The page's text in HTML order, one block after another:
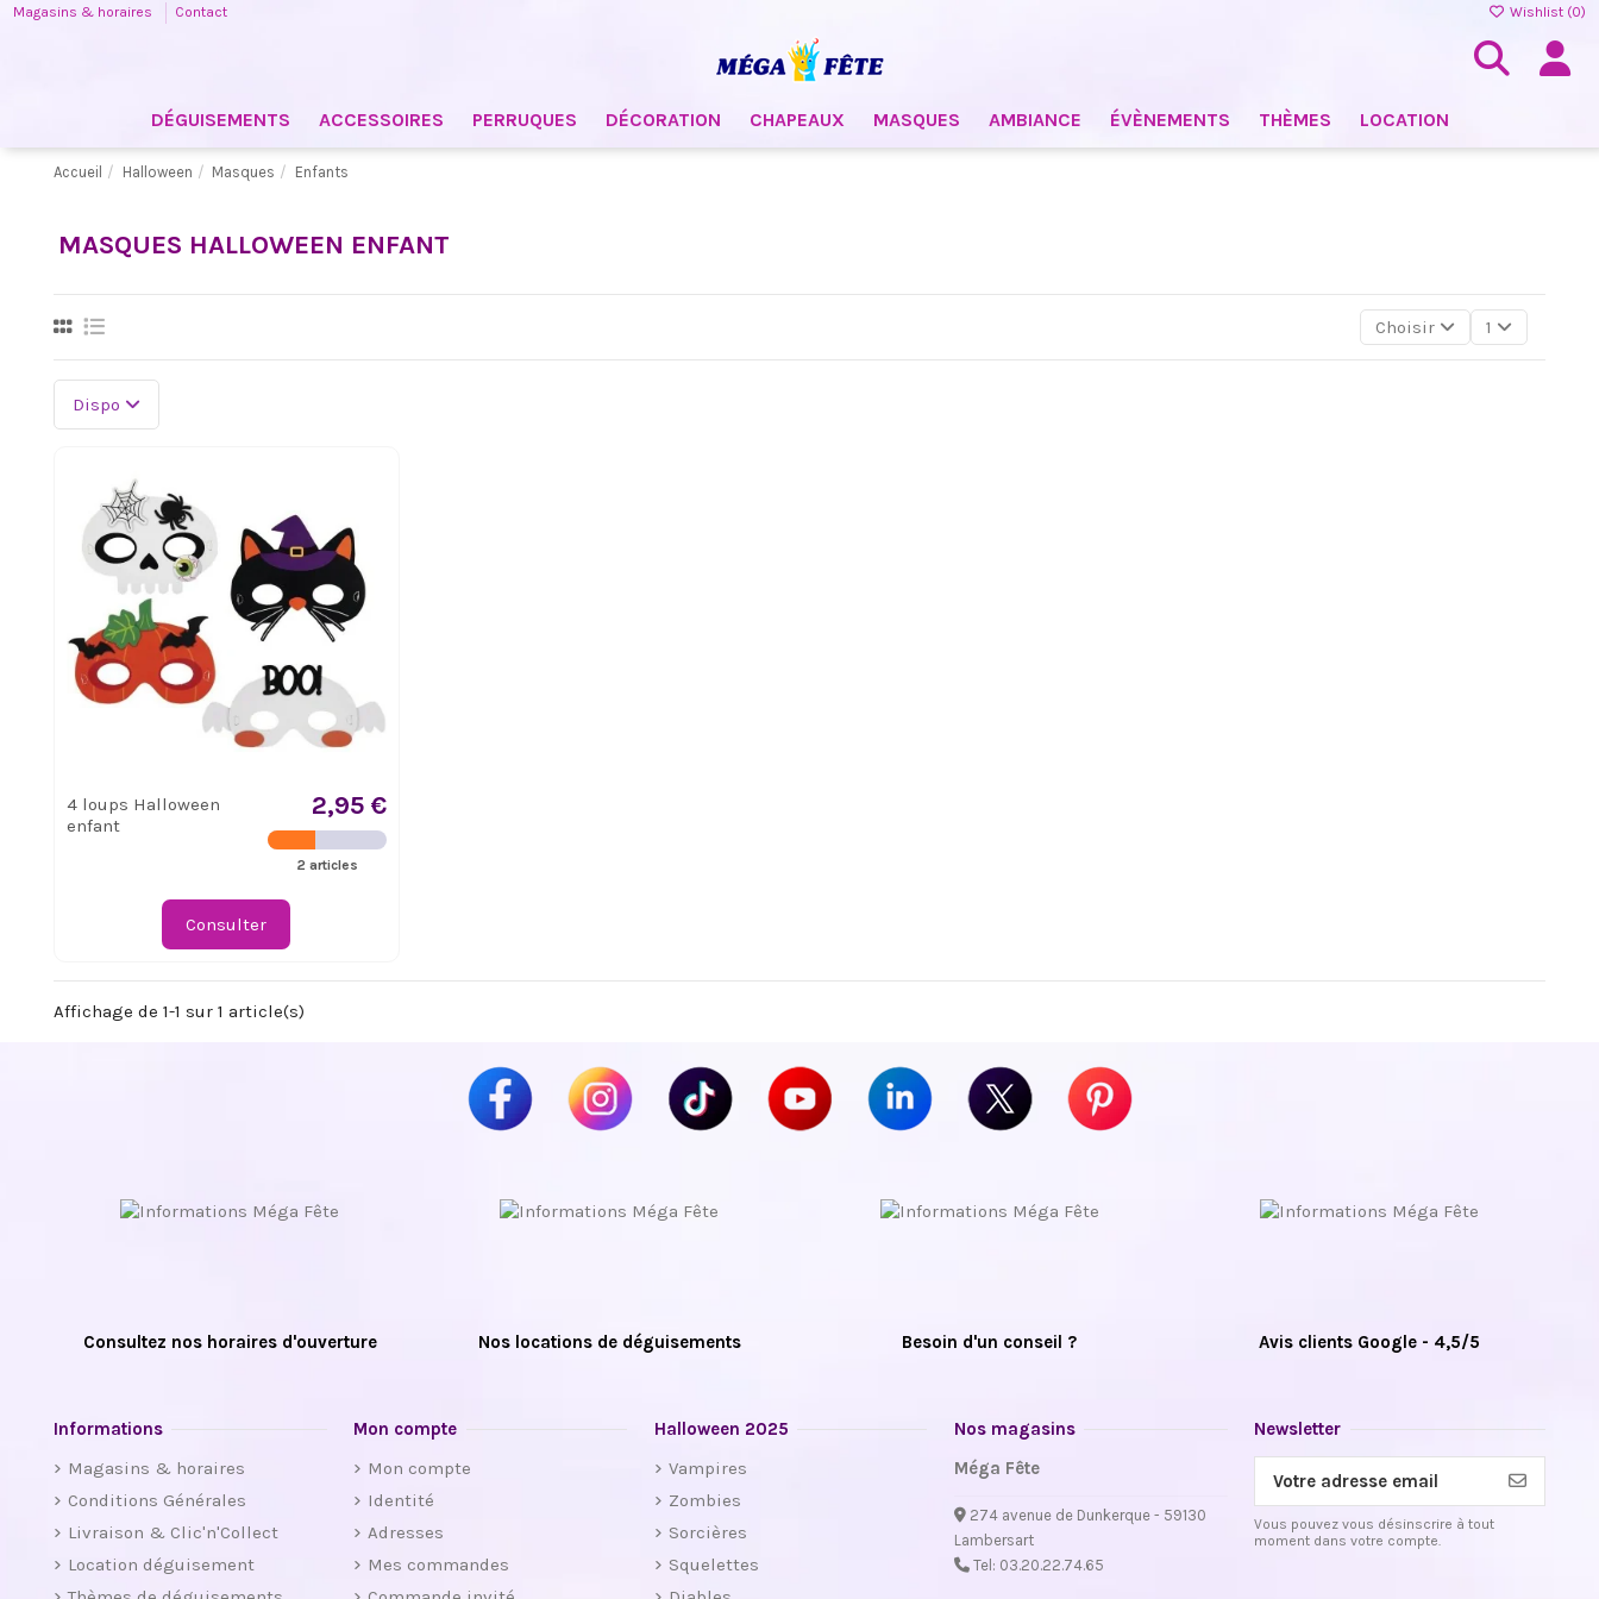
Magasins & horaires Contact Wishlist (0)
DÉGUISEMENTS ACCESSOIRES PERRUQUES DÉCORATION CHAPEAUX MASQUES AMBIANCE ÉVÈNEMENTS THÈMES LOCATION
Accueil Halloween Masques Enfants
MASQUES HALLOWEEN ENFANT
Choisir 1
Dispo
4 loups Halloween
enfant
2,95 €
2 articles
Consulter
Affichage de 1-1 sur 1 article(s)
Consultez nos horaires d'ouverture Nos locations de déguisements Besoin d'un conseil ? Avis clients Google - 4,5/5
Informations
Magasins & horaires
Conditions Générales
Livraison & Clic'n'Collect
Location déguisement
Mon compte
Mon compte
Identité
Adresses
Mes commandes
Halloween 2025
Vampires
Zombies
Sorcières
Squelettes
Nos magasins
Méga Fête
274 avenue de Dunkerque - 59130
Lambersart
Tel: 03.20.22.74.65
Newsletter
Vous pouvez vous désinscrire à tout
moment dans votre compte.